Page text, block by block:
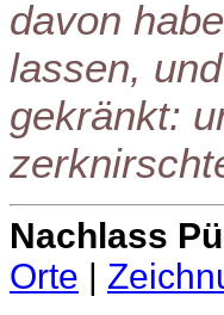
davon
lassen,
gekränkt:
Nachlass
Orte |